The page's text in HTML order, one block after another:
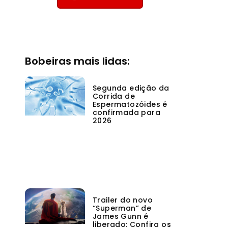
Bobeiras mais lidas:
Segunda edição da
Corrida de
Espermatozóides é
confirmada para
2026
Trailer do novo
“Superman” de
James Gunn é
liberado: Confira os